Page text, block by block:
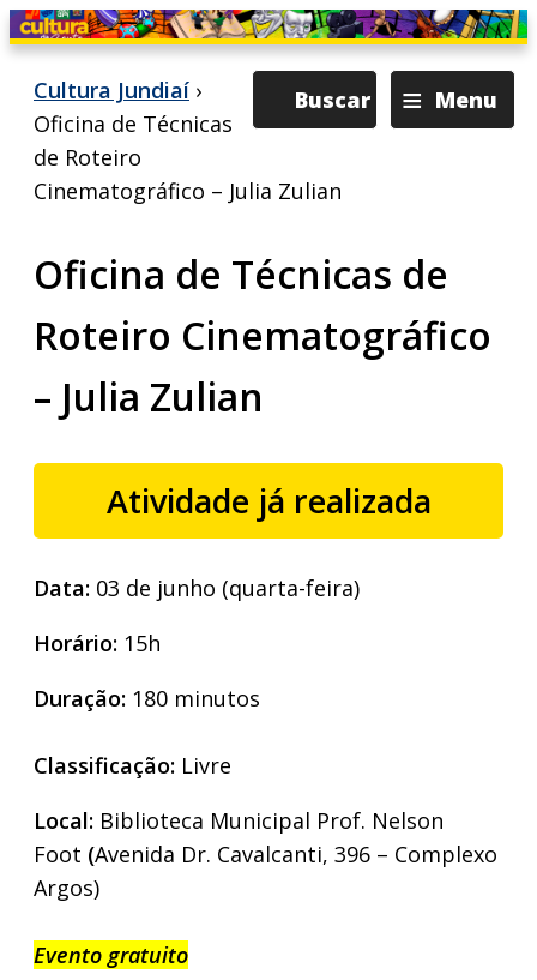
≡ Menu
Buscar
Cultura Jundiaí ›
Oficina de Técnicas
de Roteiro
Cinematográfico – Julia Zulian
Oficina de Técnicas de
Roteiro Cinematográfico
– Julia Zulian
Atividade já realizada
Data: 03 de junho (quarta-feira)
Horário: 15h
Duração: 180 minutos
Classificação: Livre
Local: Biblioteca Municipal Prof. Nelson
Foot (Avenida Dr. Cavalcanti, 396 – Complexo
Argos)
Evento gratuito